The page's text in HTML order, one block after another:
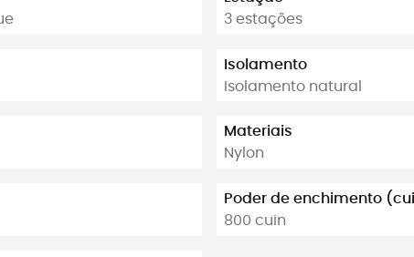
3 estações
Isolamento
Isolamento natural
Materiais
Nylon
Poder de enchimento
800 cuin